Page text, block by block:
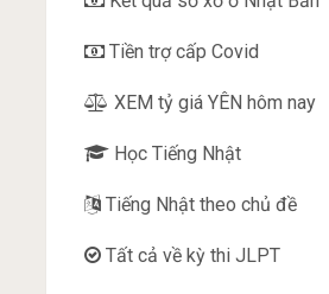
Tiền trợ cấp Covid
XEM tỷ giá YÊN hôm nay
Học Tiếng Nhật
Tiếng Nhật theo chủ đề
Tất cả về kỳ thi JLPT